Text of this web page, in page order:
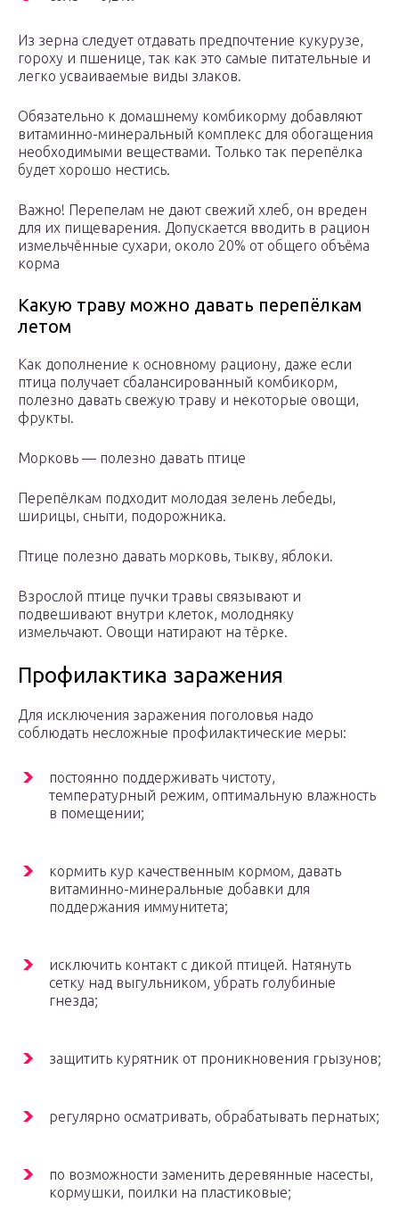
Из зерна следует отдавать предпочтение кукурузе,
гороху и пшенице, так как это самые питательные и
легко усваиваемые виды злаков.
Обязательно к домашнему комбикорму добавляют
витаминно-минеральный комплекс для обогащения
необходимыми веществами. Только так перепёлка
будет хорошо нестись.
Важно! Перепелам не дают свежий хлеб, он вреден
для их пищеварения. Допускается вводить в рацион
измельчённые сухари, около 20% от общего объёма
корма
Какую траву можно давать перепёлкам
летом
Как дополнение к основному рациону, даже если
птица получает сбалансированный комбикорм,
полезно давать свежую траву и некоторые овощи,
фрукты.
Морковь — полезно давать птице
Перепёлкам подходит молодая зелень лебеды,
ширицы, сныти, подорожника.
Птице полезно давать морковь, тыкву, яблоки.
Взрослой птице пучки травы связывают и
подвешивают внутри клеток, молодняку
измельчают. Овощи натирают на тёрке.
Профилактика заражения
Для исключения заражения поголовья надо
соблюдать несложные профилактические меры:
постоянно поддерживать чистоту,
температурный режим, оптимальную влажность
в помещении;
кормить кур качественным кормом, давать
витаминно-минеральные добавки для
поддержания иммунитета;
исключить контакт с дикой птицей. Натянуть
сетку над выгульником, убрать голубиные
гнезда;
защитить курятник от проникновения грызунов;
регулярно осматривать, обрабатывать пернатых;
по возможности заменить деревянные насесты,
кормушки, поилки на пластиковые;